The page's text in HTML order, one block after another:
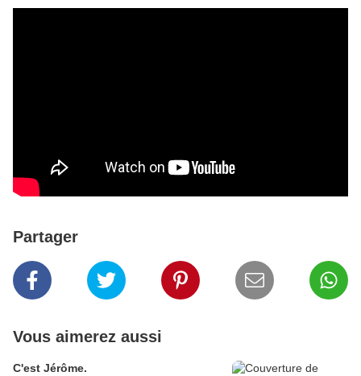
Partager
Vous aimerez aussi
C'est Jérôme.